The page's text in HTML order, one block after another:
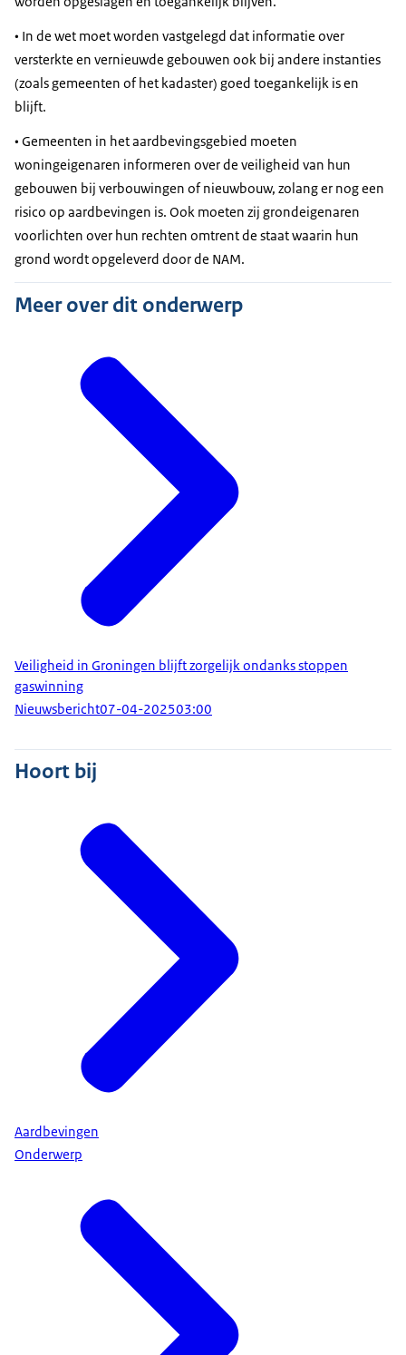
• In de wet moet worden vastgelegd dat informatie over
versterkte en vernieuwde gebouwen ook bij andere instanties
(zoals gemeenten of het kadaster) goed toegankelijk is en
blijft.
• Gemeenten in het aardbevingsgebied moeten
woningeigenaren informeren over de veiligheid van hun
gebouwen bij verbouwingen of nieuwbouw, zolang er nog een
risico op aardbevingen is. Ook moeten zij grondeigenaren
voorlichten over hun rechten omtrent de staat waarin hun
grond wordt opgeleverd door de NAM.
Meer over dit onderwerp
Veiligheid in Groningen blijft zorgelijk ondanks stoppen
gaswinning
Nieuwsbericht07-04-202503:00
Hoort bij
Aardbevingen
Onderwerp